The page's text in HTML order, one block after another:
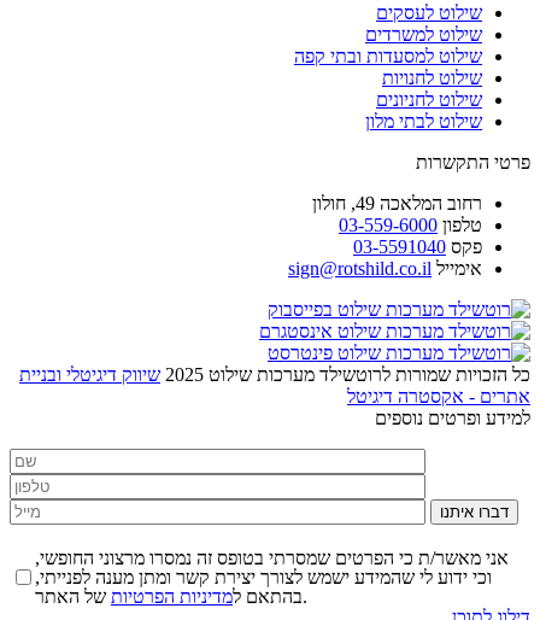
שילוט לעסקים
שילוט למשרדים
שילוט למסעדות ובתי קפה
שילוט לחנויות
שילוט לחניונים
שילוט לבתי מלון
פרטי התקשרות
רחוב המלאכה 49, חולון
טלפון 03-559-6000
פקס 03-5591040
אימייל sign@rotshild.co.il
כל הזכויות שמורות לרוטשילד מערכות שילוט 2025
שיווק דיגיטלי ובניית
אתרים - אקסטרה דיגיטל
למידע ופרטים נוספים
דברו איתנו
אני מאשר/ת כי הפרטים שמסרתי בטופס זה נמסרו מרצוני החופשי,
וכי ידוע לי שהמידע ישמש לצורך יצירת קשר ומתן מענה לפנייתי,
בהתאם למדיניות הפרטיות
של האתר.